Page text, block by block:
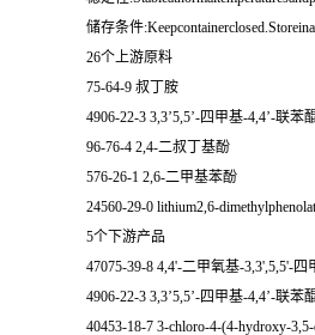
储存条件
26个上游原料
75-64-9 叔丁胺
4906-22-3 3,3’5,5’-四甲基-4,4’-联苯
96-76-4 2,4-二叔丁基酚
576-26-1 2,6-二甲基苯酚
24560-29-0 lithium2,6-
5个下游产品
47075-39-8 4,4'-二甲氧基-3,3',5,5'-四
4906-22-3 3,3’5,5’-四甲基-4,4’-联苯
40453-18-7 3-chloro-4-(4-hydroxy-